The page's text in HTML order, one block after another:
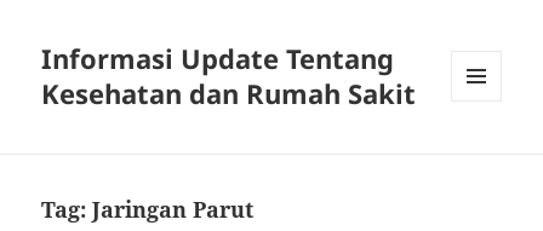
Informasi Update Tentang
Kesehatan dan Rumah Sakit
Tag:Jaringan Parut